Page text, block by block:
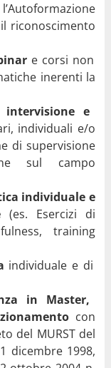
riconoscimento
e corsi non
inerenti la
e
individuali e/o
di supervisione
sul campo
individuale e
(es. Esercizi di
training
individuale e di
in Master,
con
del MURST del
dicembre 1998,